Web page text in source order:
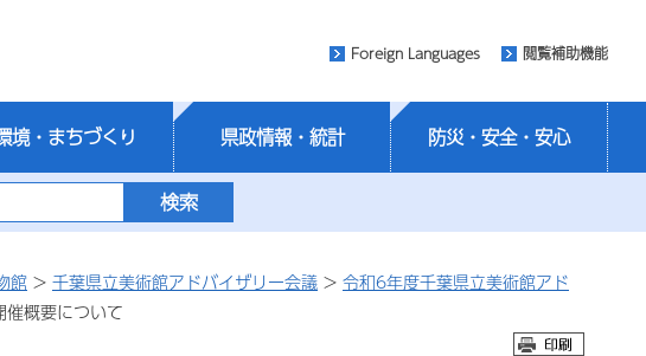
Foreign Languages 閲覧補助機能
境・まちづくり 県政情報・統計 防災・安全・安心
館 > 千葉県立美術館アドバイザリー会議 > 令和6年度千葉県立美術館アド
概要について